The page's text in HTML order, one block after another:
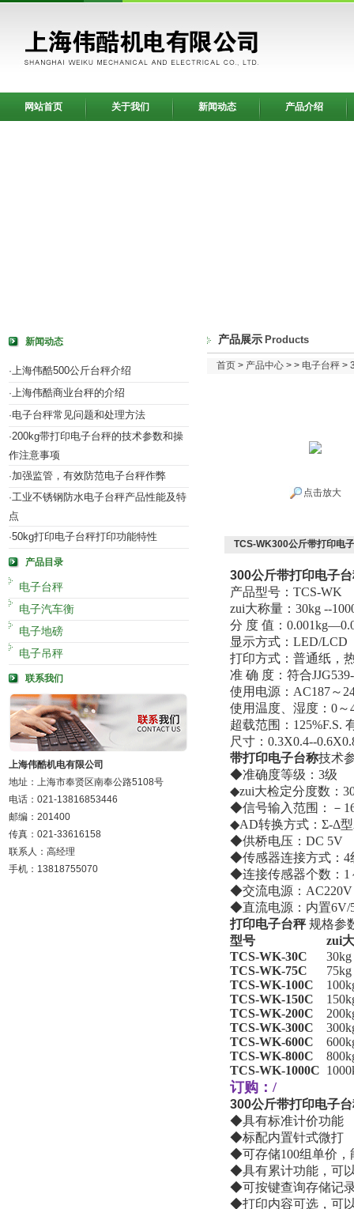
网站首页 关于我们 新闻动态 产品介绍
新闻动态
·上海伟酷500公斤台秤介绍
·上海伟酷商业台秤的介绍
·电子台秤常见问题和处理方法
·200kg带打印电子台秤的技术参数和操
作注意事项
·加强监管，有效防范电子台秤作弊
·工业不锈钢防水电子台秤产品性能及特
点
·50kg打印电子台秤打印功能特性
产品目录
电子台秤
电子汽车衡
电子地磅
电子吊秤
联系我们
上海伟酷机电有限公司
地址：上海市奉贤区南奉公路5108号
电话：021-13816853446
邮编：201400
传真：021-33616158
联系人：高经理
手机：13818755070
产品展示 Products
首页 > 产品中心 > > 电子台秤 >
点击放大
TCS-WK300公斤带打印电
300公斤带打印电子
产品型号：TCS-WK
zui大称量：30kg --
分 度 值：
显示方式：LED/LCD
打印方式：普通纸，
准 确 度：符合
使用电源：AC187～
使用温度、湿度：0
超载范围：125%F.S.
尺寸：0.3X0.4--
带打印电子台称技术
◆准确度等级：3级
◆zui大检定分度数：
◆信号输入范围：－
◆AD转换方式：Σ-Δ
◆供桥电压：DC 5V
◆传感器连接方式：4
◆连接传感器个数：1
◆交流电源：AC220V
◆直流电源：内置6V/
打印电子台秤规格参
型号
zui
TCS-WK-30C
30kg
TCS-WK-75C
75kg
TCS-WK-100C
TCS-WK-150C
TCS-WK-200C
TCS-WK-300C
TCS-WK-600C
TCS-WK-800C
TCS-WK-1000C
订购：/
300公斤带打印电子
◆具有标准计价功能
◆标配内置针式微打
◆可存储100组单价，
◆具有累计功能，可
◆可按键查询存储记
◆打印内容可选，可